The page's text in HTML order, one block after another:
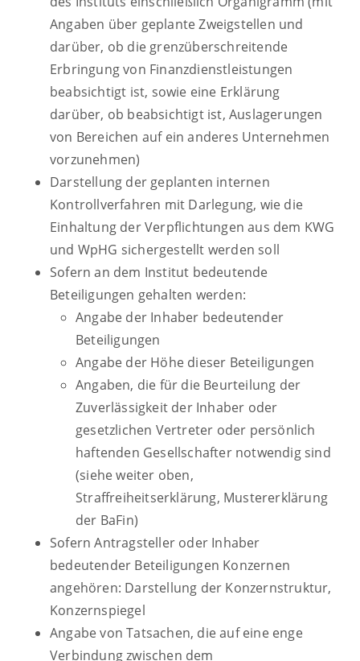
Angaben über geplante Zweigstellen und
darüber, ob die grenzüberschreitende
Erbringung von Finanzdienstleistungen
beabsichtigt ist, sowie eine Erklärung
darüber, ob beabsichtigt ist, Auslagerungen
von Bereichen auf ein anderes Unternehmen
vorzunehmen)
Darstellung der geplanten internen
Kontrollverfahren mit Darlegung, wie die
Einhaltung der Verpflichtungen aus dem KWG
und WpHG sichergestellt werden soll
Sofern an dem Institut bedeutende
Beteiligungen gehalten werden:
Angabe der Inhaber bedeutender
Beteiligungen
Angabe der Höhe dieser Beteiligungen
Angaben, die für die Beurteilung der
Zuverlässigkeit der Inhaber oder
gesetzlichen Vertreter oder persönlich
haftenden Gesellschafter notwendig sind
(siehe weiter oben,
Straffreiheitserklärung, Mustererklärung
der BaFin)
Sofern Antragsteller oder Inhaber
bedeutender Beteiligungen Konzernen
angehören: Darstellung der Konzernstruktur,
Konzernspiegel
Angabe von Tatsachen, die auf eine enge
Verbindung zwischen dem